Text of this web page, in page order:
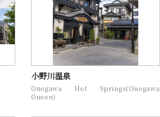
小野川温泉
Onogawa Hot Springs(Onogawa
Onsen)